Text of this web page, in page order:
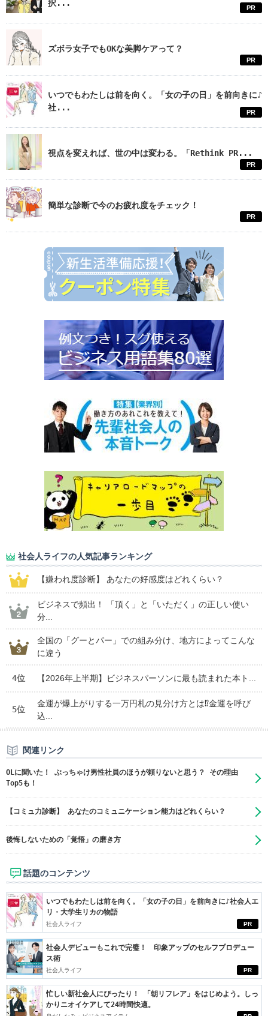
択... PR
ズボラ女子でもOKな美脚ケアって？
PR
いつでもわたしは前を向く。「女の子の日」を前向きに♪
社...
PR
視点を変えれば、世の中は変わる。「Rethink PR...
PR
簡単な診断で今のお疲れ度をチェック！
PR
社会人ライフの人気記事ランキング
【嫌われ度診断】 あなたの好感度はどれくらい？
ビジネスで頻出！ 「頂く」と「いただく」の正しい使い
分...
全国の「グーとパー」での組み分け、地方によってこんな
に違う
4位 【2026年上半期】ビジネスパーソンに最も読まれた本ト...
5位
金運が爆上がりする一万円札の見分け方とは⁉金運を呼び
込...
関連リンク
OLに聞いた！ ぶっちゃけ男性社員のほうが頼りないと思う？ その理由
Top5も！
【コミュ力診断】 あなたのコミュニケーション能力はどれくらい？
後悔しないための「覚悟」の磨き方
話題のコンテンツ
PR
いつでもわたしは前を向く。「女の子の日」を前向きに♪社会人エ
リ・大学生リカの物語
社会人ライフ
PR
社会人デビューもこれで完璧！ 印象アップのセルフプロデュー
ス術
社会人ライフ
忙しい新社会人にぴったり！ 「朝リフレア」をはじめよう。しっ
かりニオイケアして24時間快適。